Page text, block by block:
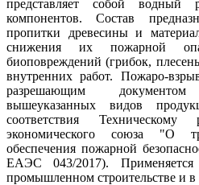
представляет собой водный
компонентов. Состав
пропитки древесины и
снижения их пожарной
биоповреждений (грибок,
внутренних работ. Пожаро-
разрешающим
вышеуказанных видов
соответствия Техническому
экономического союза "О
обеспечения пожарной
ЕАЭС 043/2017).
промышленном строительстве и в